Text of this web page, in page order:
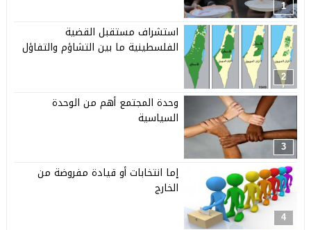
1
2
استشراف مستقبل القضية
الفلسطينية ما بين التشاؤم والتفاؤل
3
وحدة المجتمع أهم من الوحدة
السياسية
4
إما انتخابات أو قيادة مفروضة من
الخارج